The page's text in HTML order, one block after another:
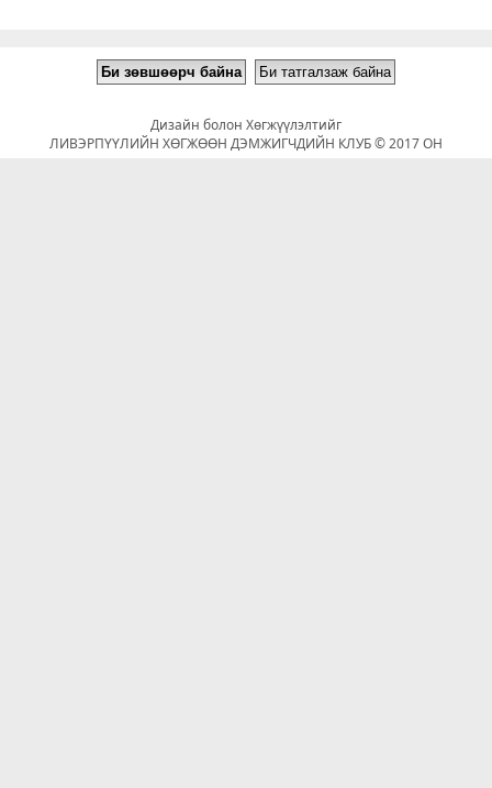
Дизайн болон Хөгжүүлэлтийг
ЛИВЭРПҮҮЛИЙН ХӨГЖӨӨН ДЭМЖИГЧДИЙН КЛУБ © 2017 ОН